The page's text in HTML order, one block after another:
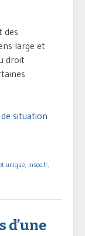
des
large et
droit
situation
unique, insee.fr,
d’une